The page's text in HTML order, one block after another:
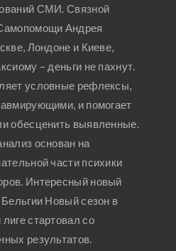
СМИ. Связной
Андрея
Лондоне и Киеве,
– деньги не пахнут.
условные рефлексы,
и помогает
обесценить выявленные.
основан на
части психики
Интересный новый
Новый сезон в
стартовал со
результатов.